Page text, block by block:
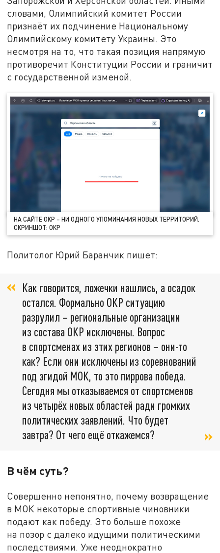
словами, Олимпийский комитет России
признаёт их подчинение Национальному
Олимпийскому комитету Украины. Это
несмотря на то, что такая позиция напрямую
противоречит Конституции России и граничит
с государственной изменой.
НА САЙТЕ ОКР – НИ ОДНОГО УПОМИНАНИЯ НОВЫХ ТЕРРИТОРИЙ.
СКРИНШОТ: ОКР
Политолог Юрий Баранчик пишет:
Как говорится, ложечки нашлись, а осадок
остался. Формально ОКР ситуацию
разрулил – региональные организации
из состава ОКР исключены. Вопрос
в спортсменах из этих регионов – они-то
как? Если они исключены из соревнований
под эгидой МОК, то это пиррова победа.
Сегодня мы отказываемся от спортсменов
из четырёх новых областей ради громких
политических заявлений. Что будет
завтра? От чего ещё откажемся?
В чём суть?
Совершенно непонятно, почему возвращение
в МОК некоторые спортивные чиновники
подают как победу. Это больше похоже
на позор с далеко идущими политическими
последствиями. Уже неоднократно